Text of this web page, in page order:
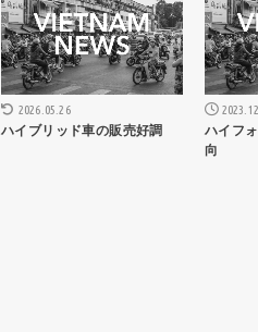
2026.05.26
ハイブリッド車の販売好調
ハイフ
向